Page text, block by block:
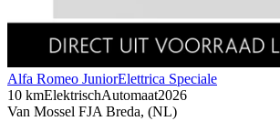
Alfa Romeo JuniorElettrica Speciale
10 kmElektrischAutomaat2026
Van Mossel FJA Breda, (NL)